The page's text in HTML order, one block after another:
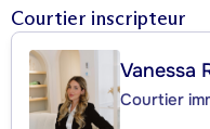
Courtier inscripteur
Vanessa
Courtier